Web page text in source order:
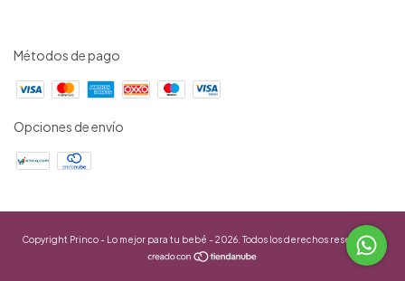
Métodos de pago
Opciones de envío
Copyright Princo - Lo mejor para tu bebé - 2026. Todos los derechos reservados.